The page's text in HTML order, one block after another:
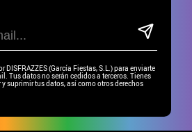
DISFRAZZES (García Fiestas, S.L.) para enviarte
Tus datos no serán cedidos a terceros. Tienes
y suprimir tus datos, así como otros derechos